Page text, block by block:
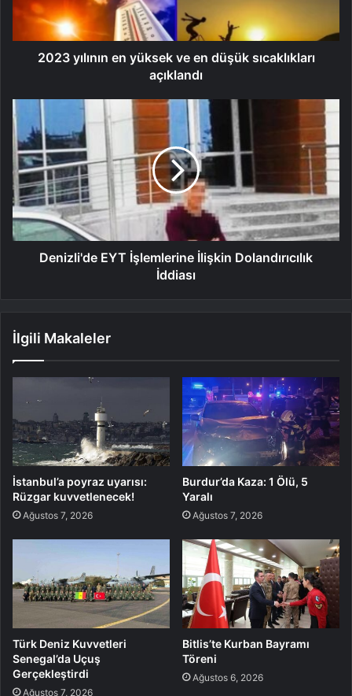
2023 yılının en yüksek ve en düşük sıcaklıkları
açıklandı
Denizli'de EYT İşlemlerine İlişkin Dolandırıcılık
İddiası
İlgili Makaleler
İstanbul’a poyraz uyarısı:
Rüzgar kuvvetlenecek!
Ağustos 7, 2026
Burdur’da Kaza: 1 Ölü, 5
Yaralı
Ağustos 7, 2026
Türk Deniz Kuvvetleri
Senegal’da Uçuş
Gerçekleştirdi
Ağustos 7, 2026
Bitlis’te Kurban Bayramı
Töreni
Ağustos 6, 2026